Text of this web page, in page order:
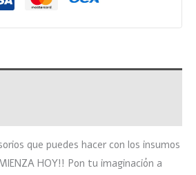
que puedes hacer con los insumos
HOY!! Pon tu imaginación a